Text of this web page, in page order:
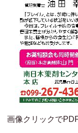
画像クリックで